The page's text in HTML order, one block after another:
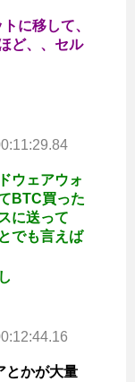
に移して、
ど、、セル
ウェアウォ
BTC買った
に送って
でも言えば
とかが大量